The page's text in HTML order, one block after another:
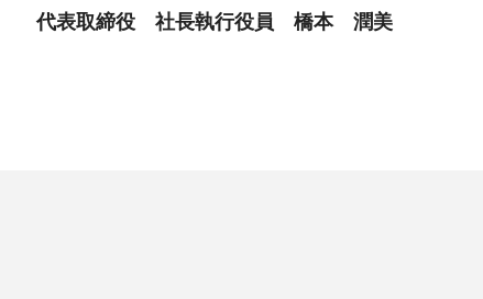
代表取締役 社長執行役員 橋本 潤美